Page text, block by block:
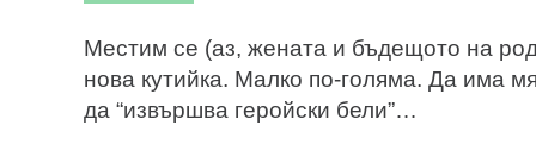
Местим се (аз, жената и бъдещото на
нова кутийка. Малко по-голяма. Да има
да “извършва геройски бели”…